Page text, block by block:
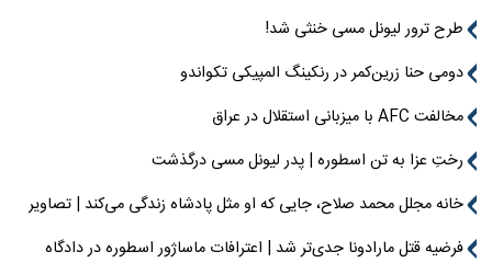
طرح ترور لیونل مسی خنثی شد!
دومی حنا زرین‌کمر در رنکینگ المپیکی تکواندو
مخالفت AFC با میزبانی استقلال در عراق
رختِ عزا به تن اسطوره | پدر لیونل مسی درگذشت
خانه مجلل محمد صلاح، جایی که او مثل پادشاه زندگی می‌کند | تصاویر
فرضیه قتل مارادونا جدی‌تر شد | اعترافات ماساژور اسطوره در دادگاه